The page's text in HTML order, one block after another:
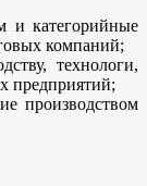
и категорийные
компаний;
технологи,
предприятий;
производством